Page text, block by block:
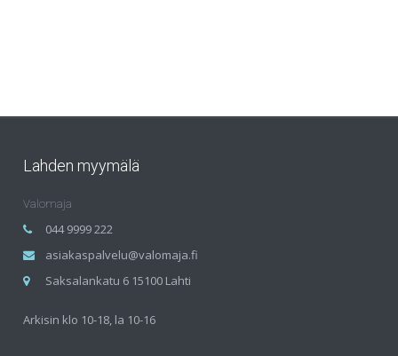
Lahden myymälä
Valomaja
044 9999 222
asiakaspalvelu@valomaja.fi
Saksalankatu 6 15100 Lahti
Arkisin klo 10-18, la 10-16